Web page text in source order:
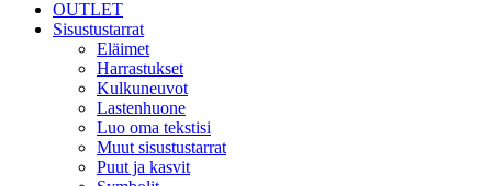
OUTLET
Sisustustarrat
Eläimet
Harrastukset
Kulkuneuvot
Lastenhuone
Luo oma tekstisi
Muut sisustustarrat
Puut ja kasvit